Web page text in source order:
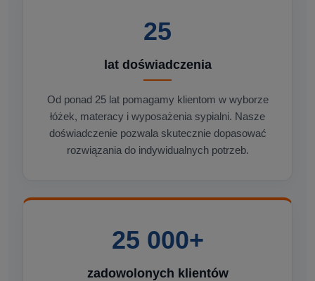
25
lat doświadczenia
Od ponad 25 lat pomagamy klientom w wyborze
łóżek, materacy i wyposażenia sypialni. Nasze
doświadczenie pozwala skutecznie dopasować
rozwiązania do indywidualnych potrzeb.
25 000+
zadowolonych klientów